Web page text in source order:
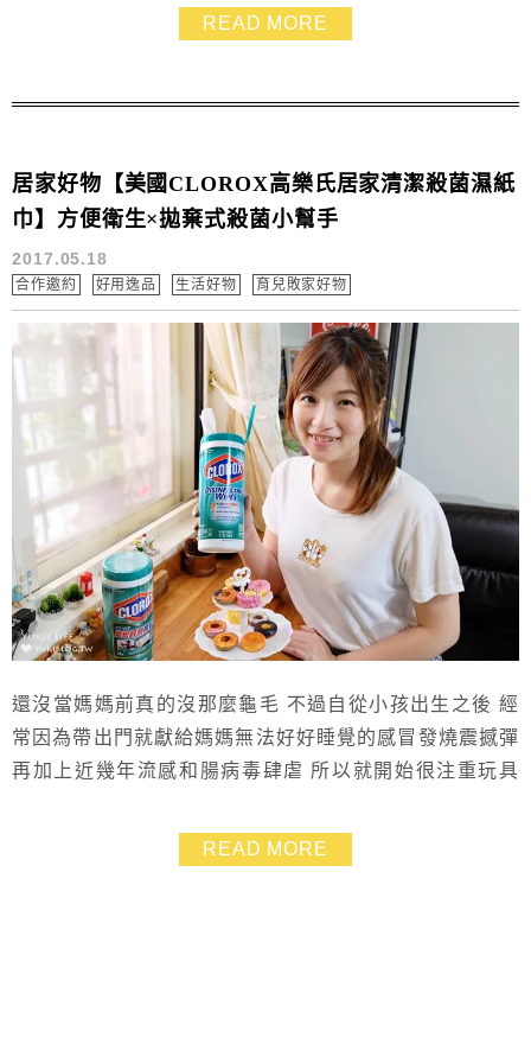
創SUS316不鏽鋼製造.不但外觀好看設計漂亮 材質用料
也講求耐酸耐鹼抗腐蝕 是親子野餐出遊必備好物!
以在公司或外出時享用健康美味的方便...
READ MORE
居家好物【美國CLOROX高樂氏居家清潔殺菌濕紙
巾】方便衛生×拋棄式殺菌小幫手
2017.05.18
合作邀約 好用逸品 生活好物 育兒敗家好物
還沒當媽媽前真的沒那麼龜毛 不過自從小孩出生之後 經
常因為帶出門就獻給媽媽無法好好睡覺的感冒發燒震撼彈
再加上近幾年流感和腸病毒肆虐 所以就開始很注重玩具
率.手也可以常常清洗 但如果是外出借百貨公司推車或是
坐量販店的推車.就會很容易因為手上沾附細菌病毒而中
READ MORE